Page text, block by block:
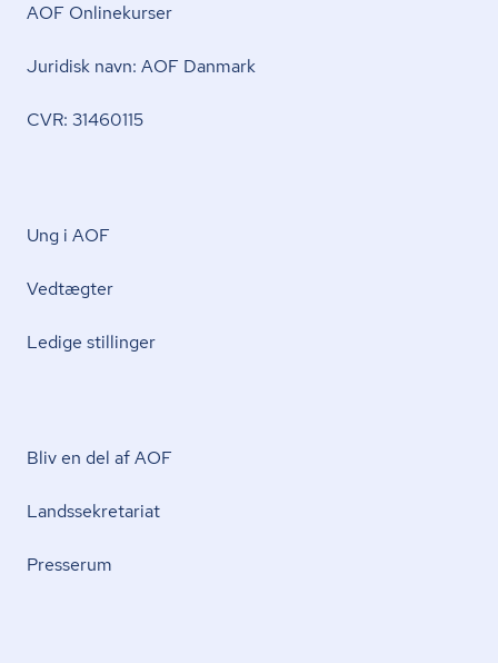
AOF Onlinekurser
Juridisk navn: AOF Danmark
CVR: 31460115
Ung i AOF
Vedtægter
Ledige stillinger
Bliv en del af AOF
Lands­se­kre­ta­ri­at
Presserum